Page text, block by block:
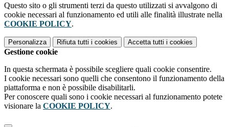
Questo sito o gli strumenti terzi da questo utilizzati si avvalgono di
cookie necessari al funzionamento ed utili alle finalità illustrate nella
COOKIE POLICY.
Personalizza Rifiuta tutti i cookies Accetta tutti i cookies
Gestione cookie
In questa schermata è possibile scegliere quali cookie consentire.
I cookie necessari sono quelli che consentono il funzionamento della
piattaforma e non è possibile disabilitarli.
Per conoscere quali sono i cookie necessari al funzionamento potete
visionare la COOKIE POLICY.